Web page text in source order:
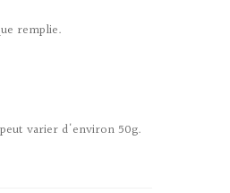
remplie.
varier d'environ 50g.